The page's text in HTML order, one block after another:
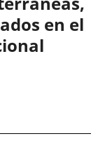
en el